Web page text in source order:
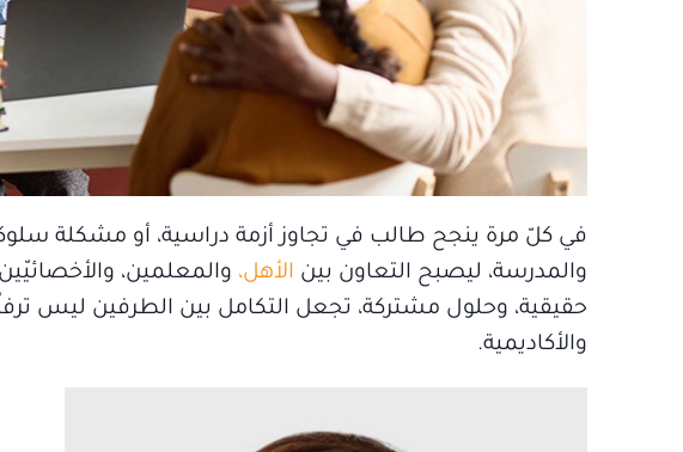
في كلّ مرة ينجح طالب في تجاوز أزمة دراسية، أو مشكلة
والمدرسة، ليصبح التعاون بين الأهل، والمعلمين،
حقيقية، وحلول مشتركة، تجعل التكامل بين الطرفين ليس
والأكاديمية.